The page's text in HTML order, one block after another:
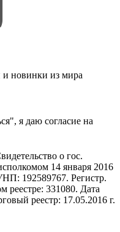
и новинки из мира
я даю согласие на
о гос.
14 января 2016
192589767. Регистр.
реестре: 331080. Дата
реестр: 17.05.2016 г.